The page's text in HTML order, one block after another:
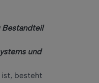
Bestandteil
und
ist, besteht